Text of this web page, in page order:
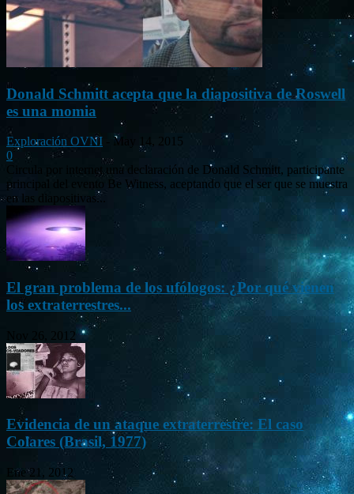
Donald Schmitt acepta que la diapositiva de Roswell
es una momia
Exploración OVNI
May 14, 2015
0
Circula por internet una declaración de Donald Schmitt, participante
principal del evento Be Witness, aceptando que el ser que se muestra
en las diapositivas...
El gran problema de los ufólogos: ¿Por qué vienen
los extraterrestres...
Nov 26, 2012
Evidencia de un ataque extraterrestre: El caso
Colares (Brasil, 1977)
Ene 21, 2012